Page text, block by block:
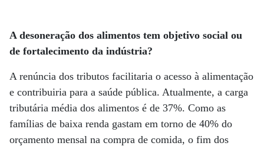
A desoneração dos alimentos tem objetivo social ou
de fortalecimento da indústria?
A renúncia dos tributos facilitaria o acesso à alimentação
e contribuiria para a saúde pública. Atualmente, a carga
tributária média dos alimentos é de 37%. Como as
famílias de baixa renda gastam em torno de 40% do
orçamento mensal na compra de comida, o fim dos